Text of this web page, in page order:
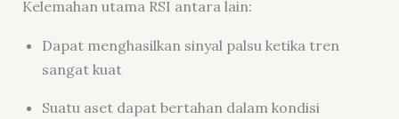
Kelemahan utama RSI antara lain:
Dapat menghasilkan sinyal palsu ketika tren
sangat kuat
Suatu aset dapat bertahan dalam kondisi